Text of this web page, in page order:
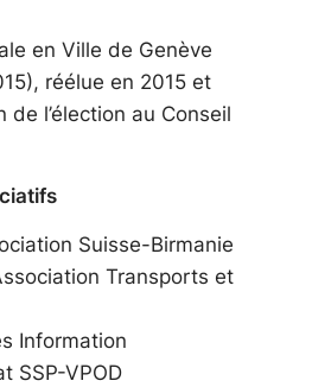
en Ville de Genève
réélue en 2015 et
de l’élection au Conseil
Suisse-Birmanie
Transports et
Information
SSP-VPOD